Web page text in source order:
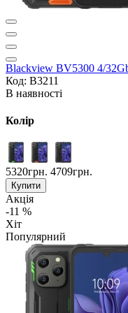
Blackview BV5300 4/
Код: B3211
В наявності
Колір
5320грн. 4709грн.
Купити
Акція
-11 %
Хіт
Популярний